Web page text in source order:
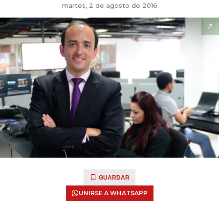
martes, 2 de agosto de 2016
GUARDAR
UNIRSE A WHATSAPP